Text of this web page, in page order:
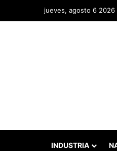
jueves, agosto 6 2026
INDUSTRIA